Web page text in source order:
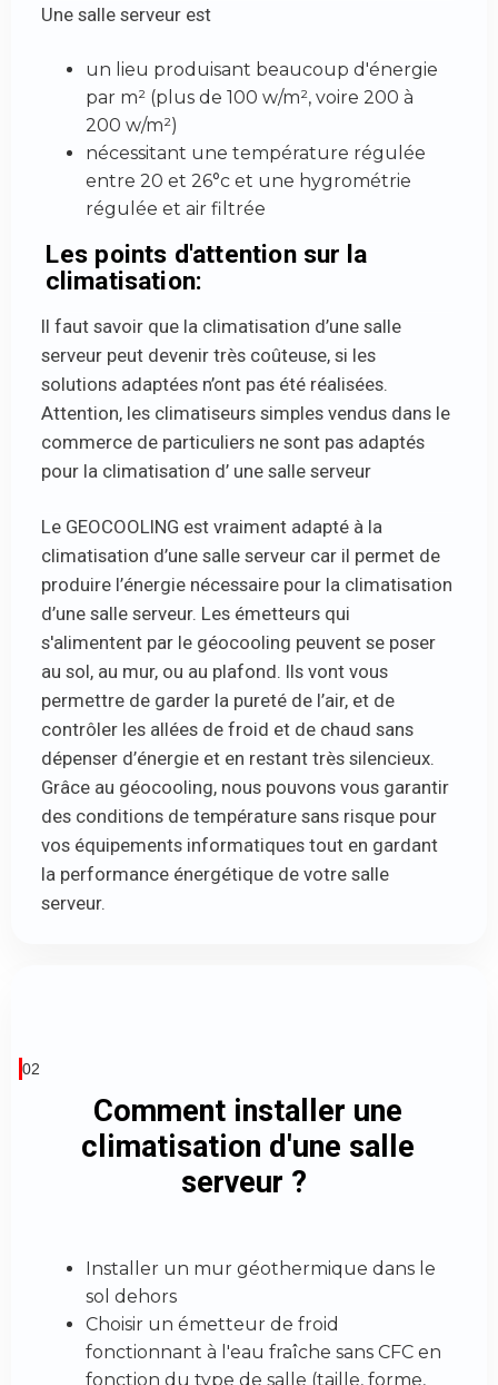
Une salle serveur est
un lieu produisant beaucoup d'énergie
par m² (plus de 100 w/m², voire 200 à
200 w/m²)
nécessitant une température régulée
entre 20 et 26°c et une hygrométrie
régulée et air filtrée
Les points d'attention sur la
climatisation:
Il faut savoir que la climatisation d’une salle
serveur peut devenir très coûteuse, si les
solutions adaptées n’ont pas été réalisées.
Attention, les climatiseurs simples vendus dans le
commerce de particuliers ne sont pas adaptés
pour la climatisation d’ une salle serveur
Le GEOCOOLING est vraiment adapté à la
climatisation d’une salle serveur car il permet de
produire l’énergie nécessaire pour la climatisation
d’une salle serveur. Les émetteurs qui
s'alimentent par le géocooling peuvent se poser
au sol, au mur, ou au plafond. Ils vont vous
permettre de garder la pureté de l’air, et de
contrôler les allées de froid et de chaud sans
dépenser d’énergie et en restant très silencieux.
Grâce au géocooling, nous pouvons vous garantir
des conditions de température sans risque pour
vos équipements informatiques tout en gardant
la performance énergétique de votre salle
serveur.
02
Comment installer une
climatisation d'une salle
serveur ?
Installer un mur géothermique dans le
sol dehors
Choisir un émetteur de froid
fonctionnant à l'eau fraîche sans CFC en
fonction du type de salle (taille, forme,